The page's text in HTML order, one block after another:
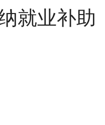
就业补助